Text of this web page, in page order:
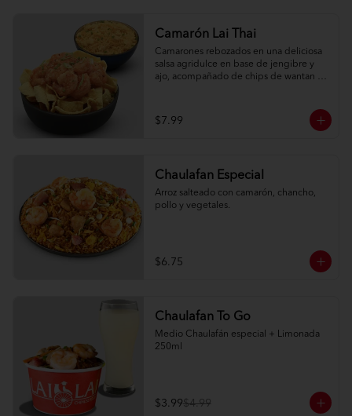
Camarón Lai Thai
Camarones rebozados en una deliciosa
salsa agridulce en base de jengibre y
ajo, acompañado de chips de wantan y
$7.99
Chaulafan Especial
Arroz salteado con camarón, chancho,
pollo y vegetales.
$6.75
Chaulafan To Go
Medio Chaulafán especial + Limonada
250ml
$3.99$4.99